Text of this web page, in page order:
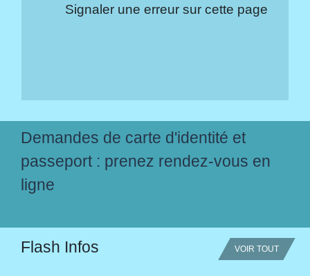
Signaler une erreur sur cette page
Demandes de carte d'identité et
passeport : prenez rendez-vous en
ligne
Flash Infos VOIR TOUT